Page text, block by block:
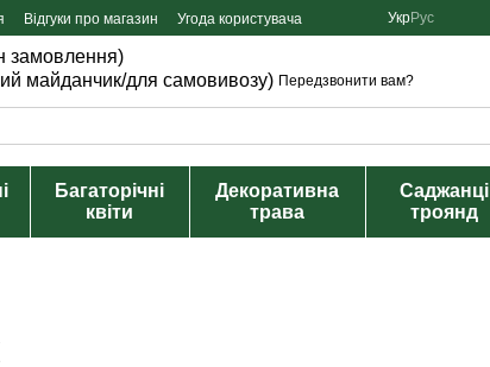
Відгуки про магазин Угода користувача УкрРус
замовлення)
майданчик/для самовивозу) Передзвонити вам?
Багаторічні
квіти
Декоративна
трава
Саджанці
троянд